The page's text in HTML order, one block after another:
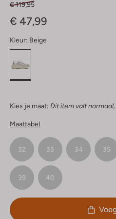
€ 119,95
€ 47,99
Kleur: Beige
Kies je maat: Dit item valt
Maattabel
32 33 34 35
39 40